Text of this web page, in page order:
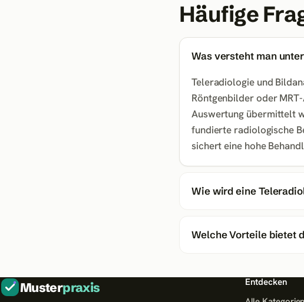
Häufige
Was versteht man
Teleradiologie und
Röntgenbilder oder
Auswertung übermittelt
fundierte radiologische
sichert eine hohe
Wie wird eine
Welche Vorteile bietet
Musterpraxis
Entdecken